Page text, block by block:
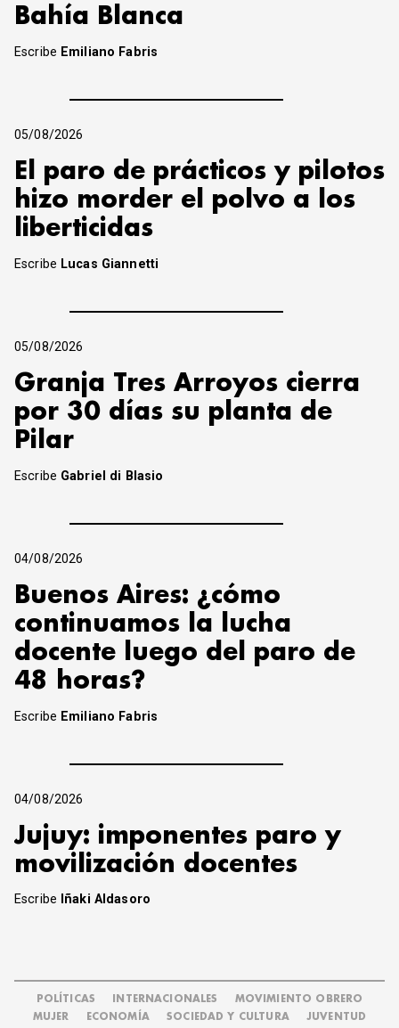
Bahía Blanca
Escribe Emiliano Fabris
05/08/2026
El paro de prácticos y pilotos
hizo morder el polvo a los
liberticidas
Escribe Lucas Giannetti
05/08/2026
Granja Tres Arroyos cierra
por 30 días su planta de
Pilar
Escribe Gabriel di Blasio
04/08/2026
Buenos Aires: ¿cómo
continuamos la lucha
docente luego del paro de
48 horas?
Escribe Emiliano Fabris
04/08/2026
Jujuy: imponentes paro y
movilización docentes
Escribe Iñaki Aldasoro
POLÍTICAS INTERNACIONALES
MOVIMIENTO OBRERO
MUJER
ECONOMÍA SOCIEDAD Y CULTURA JUVENTUD